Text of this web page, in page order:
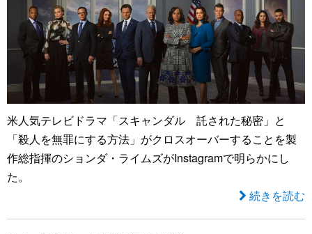
米人気テレビドラマ「スキャンダル 託された秘密」と
「殺人を無罪にする方法」がクロスオーバーすることを製
作総指揮のションダ・ライムズがInstagramで明らかにし
た。
続きを読む